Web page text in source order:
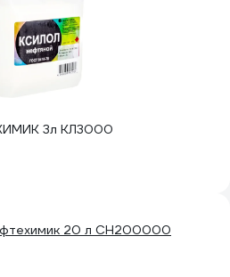
3л КЛ3000